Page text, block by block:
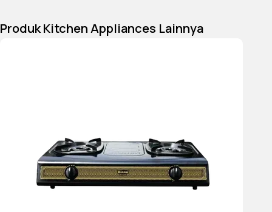
desain finishing
berwarna hitam,
menahan beban yang
berat sehingga Anda
dapat memasak dengan
porsi yang cukup
Produk Kitchen Appliances Lainnya